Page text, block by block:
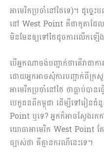
អាមេរិកប្រចាំនៅថៃទេ)។ ដូច្នេ
នៅ West Point គឺជាកូតាដែល
មិនមែនឲ្យទៅថៃដូចការលើកឡើ
បើអ្នកណាចង់បញ្ជាក់ថាតើវាជ
ដោយអ្នកអាចសុំការបញ្ជាក់ពីក្រសួ
អាមេរិកប្រចាំនៅថៃ ថាធ្លាប់បាន
បេក្ខជនពីកម្ពុជា ដើម្បីទៅរៀន
Point ឬទេ? អ្នកក៏អាចស្វែងរ
យោធាអាមេរិក West Point ត
ច្បាស់ថា គឺគ្មានករណីនេះទេ។